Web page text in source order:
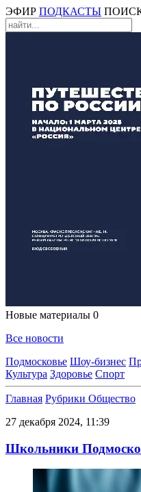
ЭФИР ПОДКАСТЫ
Новые материалы 0
Все новости
Подмосковье Шоу-бизнес
Культура Здоровье Спорт
Главная Рубрики Общество
27 декабря 2024, 11:39
Школьники